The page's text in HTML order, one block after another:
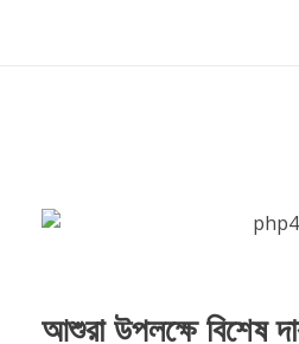
আশুরা উপলক্ষে বিশেষ